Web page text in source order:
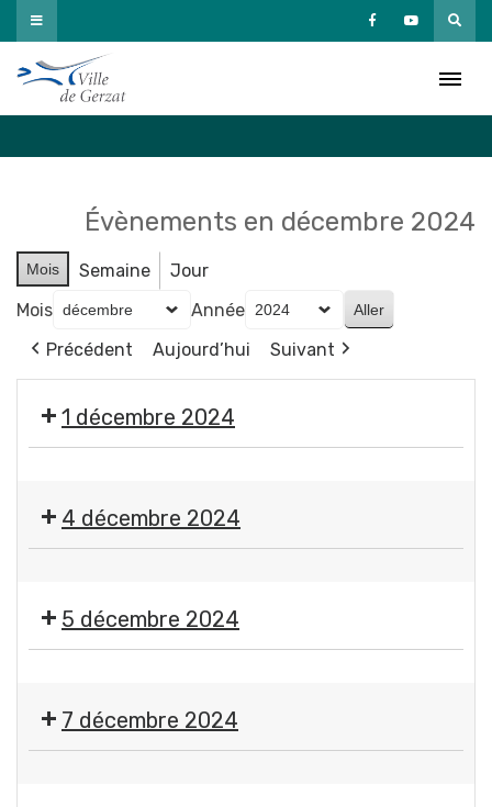
Passer
au
contenu
Évènements en décembre 2024
Mois Semaine
Jour
Mois
Année
Précédent
Aujourd’hui Suivant
1 décembre 2024
de
Noël
des
Fêtes
4 décembre 2024
des
illuminations
5 décembre 2024
du
5
7 décembre 2024